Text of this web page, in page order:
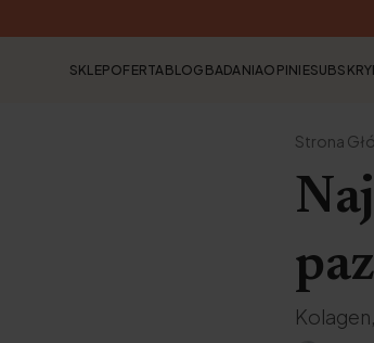
SKLEPOFERTA BLOG BADANIAOPINIE
Strona